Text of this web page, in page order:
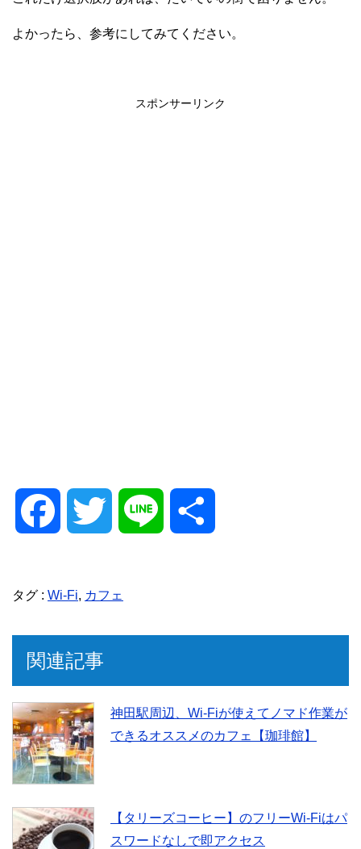
よかったら、参考にしてみてください。
スポンサーリンク
c
o
o
k
i
e
タグ : Wi-Fi, カフェ
関連記事
神田駅周辺、Wi-Fiが使えてノマド作業が
できるオススメのカフェ【珈琲館】
【タリーズコーヒー】のフリーWi-Fiはパ
スワードなしで即アクセス